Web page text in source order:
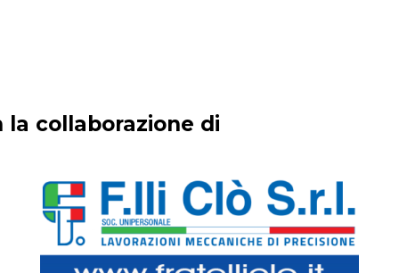
la collaborazione di